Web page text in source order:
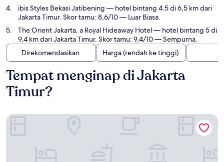
ibis Styles Bekasi Jatibening — hotel bintang 4.5 di 6,5 km dari
Jakarta Timur. Skor tamu: 8,6/10 — Luar Biasa.
The Orient Jakarta, a Royal Hideaway Hotel— hotel bintang 5 di
9,4 km dari Jakarta Timur. Skor tamu: 9,4/10 — Sempurna.
Direkomendasikan
Harga (rendah ke tinggi)
Tempat menginap di Jakarta
Timur?
ARTOTEL Living World Kota Wisata